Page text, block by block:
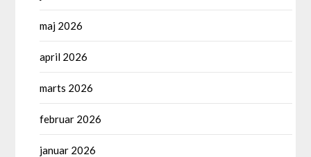
maj 2026
april 2026
marts 2026
februar 2026
januar 2026